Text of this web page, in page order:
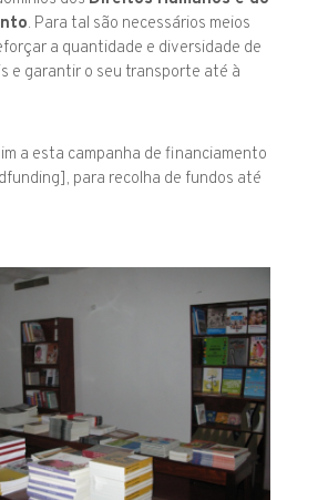
. Para tal são necessários meios
a quantidade e diversidade de
e garantir o seu transporte até à
a esta campanha de financiamento
para recolha de fundos até